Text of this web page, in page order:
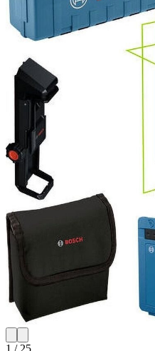
1 / 25